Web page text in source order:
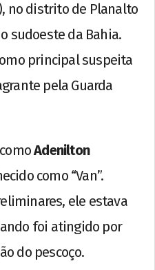
no distrito de Planalto
sudoeste da Bahia.
principal suspeita
pela Guarda
Adenilton
como “Van”.
ele estava
foi atingido por
do pescoço.